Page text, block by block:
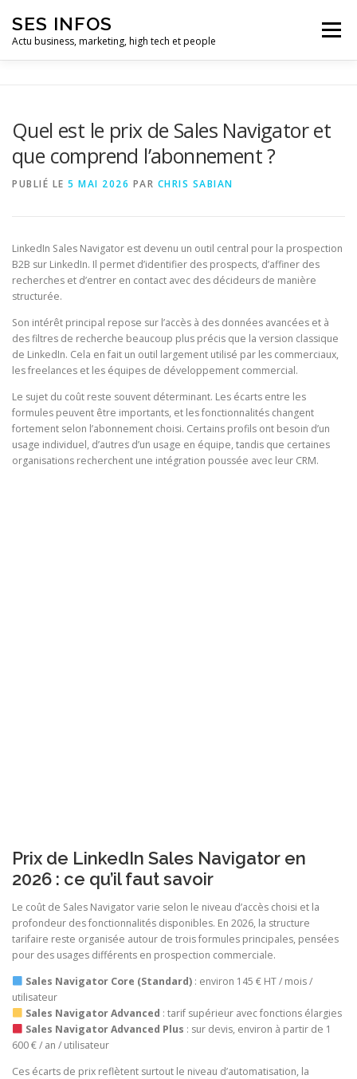
contenu
SES INFOS
Actu business, marketing, high tech et people
Menu
HIGH TECH ET INFORMATIQUE INFLUENCEURS
Quel est le prix de Sales Navigator et
que comprend l’abonnement ?
PUBLIÉ LE 5 MAI 2026 PAR CHRIS SABIAN
LinkedIn Sales Navigator est devenu un outil central pour la prospection
B2B sur LinkedIn. Il permet d’identifier des prospects, d’affiner des
recherches et d’entrer en contact avec des décideurs de manière
structurée.
Son intérêt principal repose sur l’accès à des données avancées et à
des filtres de recherche beaucoup plus précis que la version classique
de LinkedIn. Cela en fait un outil largement utilisé par les commerciaux,
les freelances et les équipes de développement commercial.
Le sujet du coût reste souvent déterminant. Les écarts entre les
formules peuvent être importants, et les fonctionnalités changent
fortement selon l’abonnement choisi. Certains profils ont besoin d’un
usage individuel, d’autres d’un usage en équipe, tandis que certaines
organisations recherchent une intégration poussée avec leur CRM.
Prix de LinkedIn Sales Navigator en
2026 : ce qu’il faut savoir
Le coût de Sales Navigator varie selon le niveau d’accès choisi et la
profondeur des fonctionnalités disponibles. En 2026, la structure
tarifaire reste organisée autour de trois formules principales, pensées
pour des usages différents en prospection commerciale.
Sales Navigator Core (Standard): environ 145 € HT / mois /
utilisateur
Sales Navigator Advanced : tarif supérieur avec fonctions élargies
Sales Navigator Advanced Plus : sur devis, environ à partir de 1
600 € / an / utilisateur
Ces écarts de prix reflètent surtout le niveau d’automatisation, la